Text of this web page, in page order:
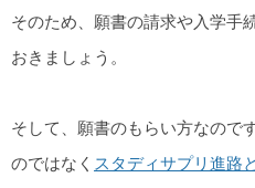
そのため、願書の請求や入学手
おきましょう。
そして、願書のもらい方なので
のではなく スタディサプリ進路